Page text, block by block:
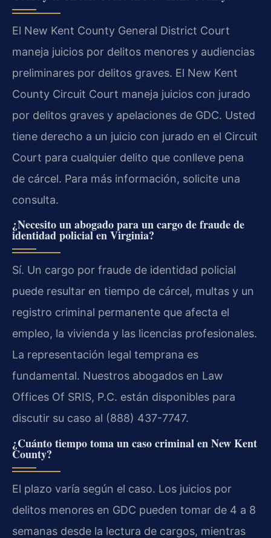
El New Kent County General District Court
maneja juicios por delitos menores y audiencias
preliminares por delitos graves. El New Kent
County Circuit Court maneja juicios con jurado
por delitos graves y apelaciones de GDC. Usted
tiene derecho a un juicio con jurado en el Circuit
Court para cualquier delito que conlleve pena
de cárcel. Para más información, solicite una
consulta.
¿Necesito un abogado para un cargo de fraude de
identidad policial en Virginia?
Sí. Un cargo por fraude de identidad policial
puede resultar en tiempo de cárcel, multas y un
registro criminal permanente que afecta el
empleo, la vivienda y las licencias profesionales.
La representación legal temprana es
fundamental. Nuestros abogados en Law
Offices Of SRIS, P.C. están disponibles para
discutir su caso al (888) 437-7747.
¿Cuánto tiempo toma un caso criminal en New Kent
County?
El plazo varía según el caso. Los juicios por
delitos menores en GDC pueden tomar de 4 a 8
semanas desde la lectura de cargos, mientras